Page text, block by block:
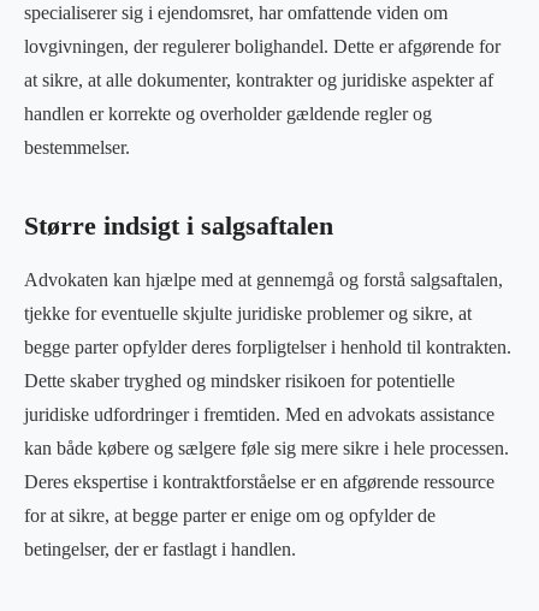
specialiserer sig i ejendomsret, har omfattende viden om
lovgivningen, der regulerer bolighandel. Dette er afgørende for
at sikre, at alle dokumenter, kontrakter og juridiske aspekter af
handlen er korrekte og overholder gældende regler og
bestemmelser.
Større indsigt i salgsaftalen
Advokaten kan hjælpe med at gennemgå og forstå salgsaftalen,
tjekke for eventuelle skjulte juridiske problemer og sikre, at
begge parter opfylder deres forpligtelser i henhold til kontrakten.
Dette skaber tryghed og mindsker risikoen for potentielle
juridiske udfordringer i fremtiden. Med en advokats assistance
kan både købere og sælgere føle sig mere sikre i hele processen.
Deres ekspertise i kontraktforståelse er en afgørende ressource
for at sikre, at begge parter er enige om og opfylder de
betingelser, der er fastlagt i handlen.